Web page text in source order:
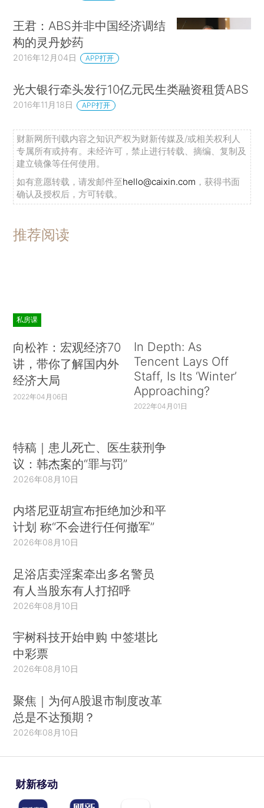
王君：ABS并非中国经济调结
构的灵丹妙药
2016年12月04日 APP打开
光大银行牵头发行10亿元民生类融资租赁ABS
2016年11月18日 APP打开
财新网所刊载内容之知识产权为财新传媒及/或相关权利人
专属所有或持有。未经许可，禁止进行转载、摘编、复制及
建立镜像等任何使用。
如有意愿转载，请发邮件至hello@caixin.com ，获得书面
确认及授权后，方可转载。
推荐阅读
私房课
向松祚：宏观经济70
讲，带你了解国内外
经济大局
2022年04月06日
In Depth: As
Tencent Lays Off
Staff, Is Its ‘Winter’
Approaching?
2022年04月01日
特稿｜患儿死亡、医生获刑争
议：韩杰案的“罪与罚”
2026年08月10日
内塔尼亚胡宣布拒绝加沙和平
计划 称“不会进行任何撤军”
2026年08月10日
足浴店卖淫案牵出多名警员
有人当股东有人打招呼
2026年08月10日
宇树科技开始申购 中签堪比
中彩票
2026年08月10日
聚焦｜为何A股退市制度改革
总是不达预期？
2026年08月10日
财新移动